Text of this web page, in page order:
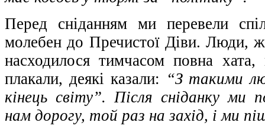
Перед сніданням ми перевели
молебен до Пречистої Діви. Люди,
насходилося тимчасом повна
плакали, деякі казали: “З такими
кінець світу”. Після сніданку ми
нам дорогу, той раз на захід, і ми